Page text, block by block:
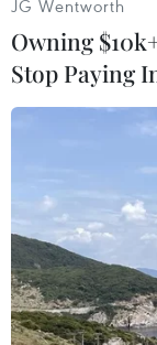
từ Nhật Bản và
JG Wentworth
Owning
Stop Paying